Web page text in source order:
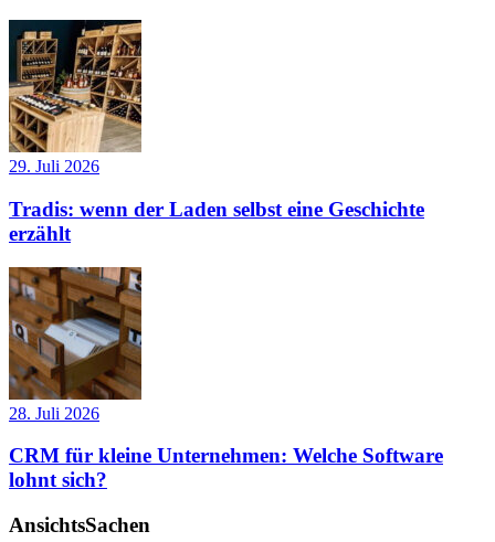
29. Juli 2026
Tradis: wenn der Laden selbst eine Geschichte
erzählt
28. Juli 2026
CRM für kleine Unternehmen: Welche Software
lohnt sich?
AnsichtsSachen